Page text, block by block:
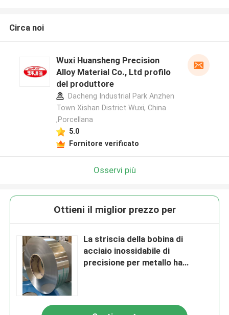
Circa noi
Wuxi Huansheng Precision
Alloy Material Co., Ltd profilo
del produttore
Dacheng Industrial Park Anzhen
Town Xishan District Wuxi, China
,Porcellana
5.0
Fornitore verificato
Osservi più
Ottieni il miglior prezzo per
La striscia della bobina di
acciaio inossidabile di
precisione per metallo ha